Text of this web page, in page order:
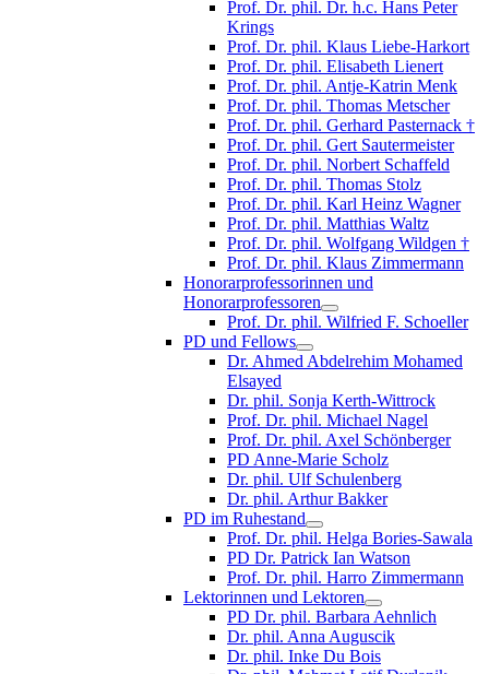
Prof. Dr. phil. Dr. h.c. Hans Peter
Krings
Prof. Dr. phil. Klaus Liebe-Harkort
Prof. Dr. phil. Elisabeth Lienert
Prof. Dr. phil. Antje-Katrin Menk
Prof. Dr. phil. Thomas Metscher
Prof. Dr. phil. Gerhard Pasternack †
Prof. Dr. phil. Gert Sautermeister
Prof. Dr. phil. Norbert Schaffeld
Prof. Dr. phil. Thomas Stolz
Prof. Dr. phil. Karl Heinz Wagner
Prof. Dr. phil. Matthias Waltz
Prof. Dr. phil. Wolfgang Wildgen †
Prof. Dr. phil. Klaus Zimmermann
Honorarprofessorinnen und
Honorarprofessoren
Prof. Dr. phil. Wilfried F. Schoeller
PD und Fellows
Dr. Ahmed Abdelrehim Mohamed
Elsayed
Dr. phil. Sonja Kerth-Wittrock
Prof. Dr. phil. Michael Nagel
Prof. Dr. phil. Axel Schönberger
PD Anne-Marie Scholz
Dr. phil. Ulf Schulenberg
Dr. phil. Arthur Bakker
PD im Ruhestand
Prof. Dr. phil. Helga Bories-Sawala
PD Dr. Patrick Ian Watson
Prof. Dr. phil. Harro Zimmermann
Lektorinnen und Lektoren
PD Dr. phil. Barbara Aehnlich
Dr. phil. Anna Auguscik
Dr. phil. Inke Du Bois